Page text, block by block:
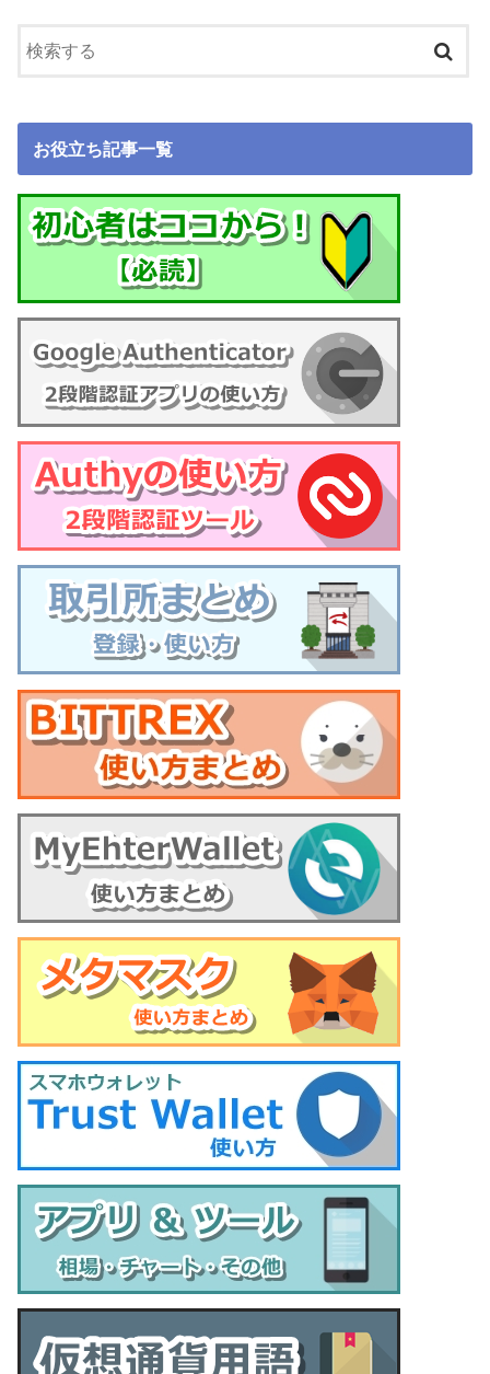
お役立ち記事一覧